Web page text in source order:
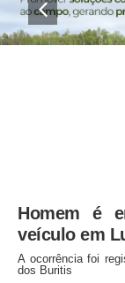
Homem é
veículo em
A ocorrência foi
dos Buritis